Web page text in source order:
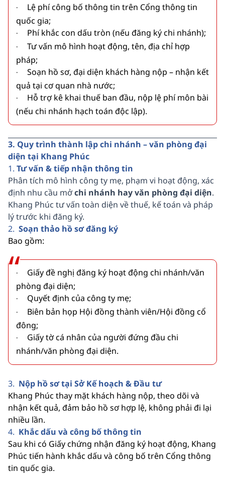
·
Lệ phí công bố thông tin trên Cổng thông tin
quốc gia;
· Phí khắc con dấu tròn (nếu đăng ký chi nhánh);
·
Tư vấn mô hình hoạt động, tên, địa chỉ hợp
pháp;
·
Soạn hồ sơ, đại diện khách hàng nộp – nhận kết
quả tại cơ quan nhà nước;
·
Hỗ trợ kê khai thuế ban đầu, nộp lệ phí môn bài
(nếu chi nhánh hạch toán độc lập).
3. Quy trình thành lập chi nhánh – văn phòng đại
diện tại Khang Phúc
1. Tư vấn & tiếp nhận thông tin
Phân tích mô hình công ty mẹ, phạm vi hoạt động, xác
định nhu cầu mởchi nhánh hay văn phòng đại diện.
Khang Phúc tư vấn toàn diện về thuế, kế toán và pháp
lý trước khi đăng ký.
2. Soạn thảo hồ sơ đăng ký
Bao gồm:
·
Giấy đề nghị đăng ký hoạt động chi nhánh/văn
phòng đại diện;
· Quyết định của công ty mẹ;
·
Biên bản họp Hội đồng thành viên/Hội đồng cổ
đông;
·
Giấy tờ cá nhân của người đứng đầu chi
nhánh/văn phòng đại diện.
3. Nộp hồ sơ tại Sở Kế hoạch & Đầu tư
Khang Phúc thay mặt khách hàng nộp, theo dõi và
nhận kết quả, đảm bảo hồ sơ hợp lệ, không phải đi lại
nhiều lần.
4. Khắc dấu và công bố thông tin
Sau khi có Giấy chứng nhận đăng ký hoạt động, Khang
Phúc tiến hành khắc dấu và công bố trên Cổng thông
tin quốc gia.